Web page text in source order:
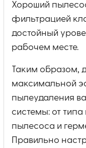
Хороший
фильтрацией
достойный
рабочем месте.
Таким образом,
максимальной
пылеудаления
системы: от
пылесоса и
Правильно